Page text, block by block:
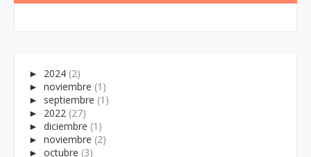
► 2024 (2)
► noviembre (1)
► septiembre (1)
► 2022 (27)
► diciembre (1)
► noviembre (2)
► octubre (3)